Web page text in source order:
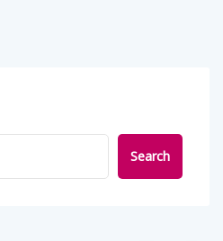
Search